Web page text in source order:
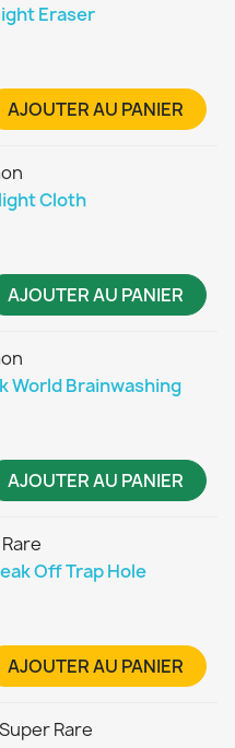
Eraser
AJOUTER AU PANIER
Cloth
AJOUTER AU PANIER
World Brainwashing
AJOUTER AU PANIER
Off Trap Hole
AJOUTER AU PANIER
Rare